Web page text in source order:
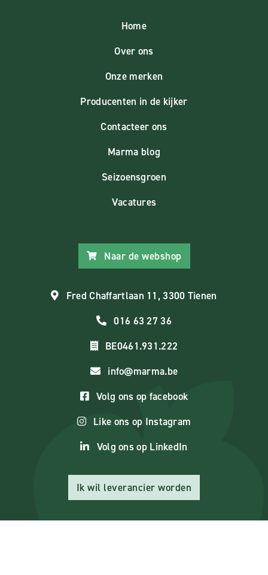
Home
Over ons
Onze merken
Producenten in de kijker
Contacteer ons
Marma blog
Seizoensgroen
Vacatures
Naar de webshop
Fred Chaffartlaan 11, 3300 Tienen
016 63 27 36
BE0461.931.222
info@marma.be
Volg ons op facebook
Like ons op Instagram
Volg ons op LinkedIn
Ik wil leverancier worden